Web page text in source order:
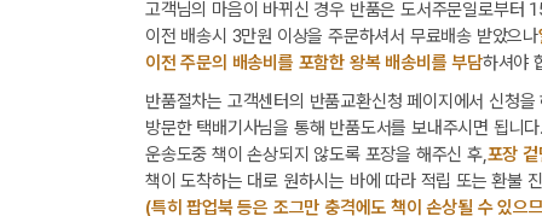
고객님의 마음이 바뀌신 경우 반품은 도서주문일로부터
이전 배송시 3만원 이상을 주문하셔서 무료배송 받았으나
이전 주문의 배송비를 포함한 왕복 배송비를 부담하셔야
반품절차는 고객센터의 반품교환신청 페이지에서 신청
방문한 택배기사님을 통해 반품도서를 보내주시면 됩니
운송도중 책이 손상되지 않도록 포장을 해주신 후,포장
책이 도착하는 대로 원하시는 바에 따라 적립 또는 환불
(특히 팝업북 등은 조그만 충격에도 책이 손상될 수 있으